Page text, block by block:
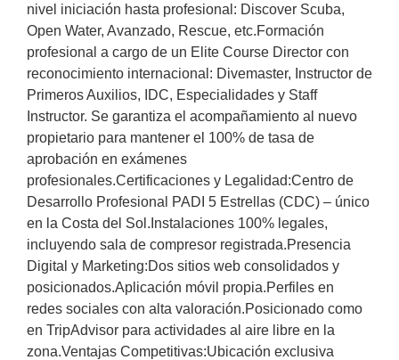
nivel iniciación hasta profesional: Discover Scuba,
Open Water, Avanzado, Rescue, etc.Formación
profesional a cargo de un Elite Course Director con
reconocimiento internacional: Divemaster, Instructor de
Primeros Auxilios, IDC, Especialidades y Staff
Instructor. Se garantiza el acompañamiento al nuevo
propietario para mantener el 100% de tasa de
aprobación en exámenes
profesionales.Certificaciones y Legalidad:Centro de
Desarrollo Profesional PADI 5 Estrellas (CDC) – único
en la Costa del Sol.Instalaciones 100% legales,
incluyendo sala de compresor registrada.Presencia
Digital y Marketing:Dos sitios web consolidados y
posicionados.Aplicación móvil propia.Perfiles en
redes sociales con alta valoración.Posicionado como
en TripAdvisor para actividades al aire libre en la
zona.Ventajas Competitivas:Ubicación exclusiva